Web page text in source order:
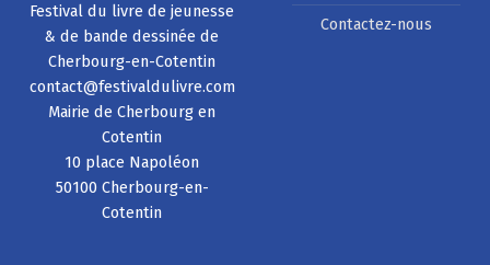
Festival du livre de jeunesse
& de bande dessinée de
Cherbourg-en-Cotentin
contact@festivaldulivre.com
Mairie de Cherbourg en
Cotentin
10 place Napoléon
50100 Cherbourg-en-
Cotentin
Contactez-nous